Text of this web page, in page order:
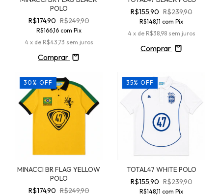
POLO
R$174,90 R$249,90
R$166,16 com Pix
4 x de R$43,73 sem juros
Comprar
R$155,90 R$239,90
R$148,11 com Pix
4 x de R$38,98 sem juros
Comprar
30 % OFF
MINACCI BR FLAG YELLOW
POLO
R$174,90 R$249,90
35% OFF
TOTAL47 WHITE POLO
R$155,90 R$239,90
R$148,11 com Pix